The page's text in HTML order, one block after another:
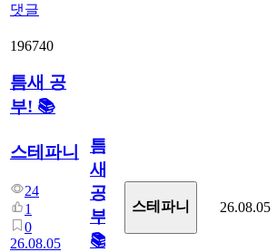
댓글
196740
틈새 공
부! 📚
스테파니
24
1
0
26.08.05
틈
새
공
부!
📚
스테파니 26.08.05